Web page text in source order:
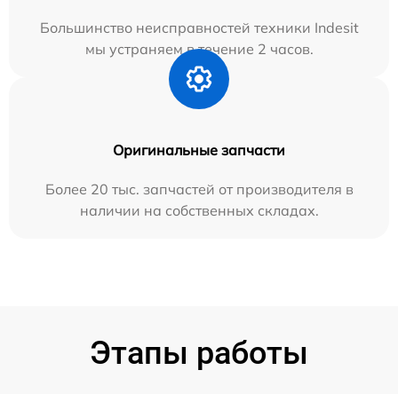
Большинство неисправностей техники Indesit
мы устраняем в течение 2 часов.
Оригинальные запчасти
Более 20 тыс. запчастей от производителя в
наличии на собственных складах.
Этапы работы